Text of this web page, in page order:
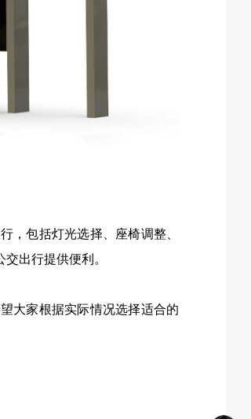
，包括灯光选择、座椅调整、
出行提供便利。
大家根据实际情况选择适合的